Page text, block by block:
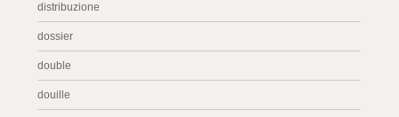
distribuzione
dossier
double
douille